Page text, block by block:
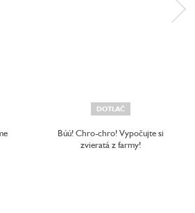
DOTLAČ
Búú! Chro-chro! Vypočujte si
zvieratá z farmy!